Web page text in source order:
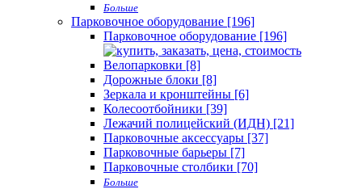
Больше
Парковочное оборудование [196]
Парковочное оборудование [196]
Велопарковки [8]
Дорожные блоки [8]
Зеркала и кронштейны [6]
Колесоотбойники [39]
Лежачий полицейский (ИДН) [21]
Парковочные аксессуары [37]
Парковочные барьеры [7]
Парковочные столбики [70]
Больше